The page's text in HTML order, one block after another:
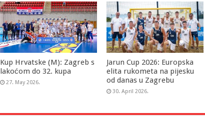
Kup Hrvatske (M): Zagreb s
lakoćom do 32. kupa
27. May 2026.
Jarun Cup 2026: Europska
elita rukometa na pijesku
od danas u Zagrebu
30. April 2026.